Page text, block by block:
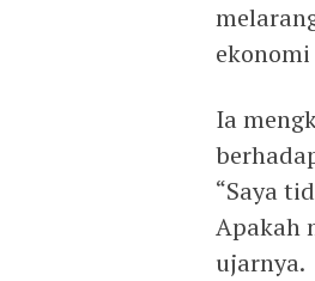
Ia
“Saya
Apakah
ujarnya.